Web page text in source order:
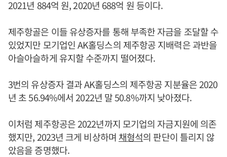
2021년 884억 원, 2020년 688억 원 등이다.
제주항골은 이들 유상증자를 통해 부족한 자금을 조달할 수
있었지만 모기업인 AK홀딩스의 제주항공 지배력은 과반을
아슬아슬하게 유지할 수준까지 떨어졌다.
3번의 유상증자 결과 AK홀딩스의 제주항공 지분율은 2020
년 초 56.94%에서 2022년 말 50.8%까지 낮아졌다.
이처럼 제주항공은 2022년까지 모기업의 자금지원에 의존
했지만, 2023년 크게 비상하며 채형석의 판단이 틀리지 않
았음을 증명했다.